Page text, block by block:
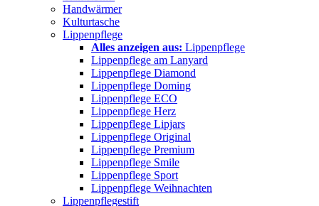
Handwärmer
Kulturtasche
Lippenpflege
Alles anzeigen aus: Lippenpflege
Lippenpflege am Lanyard
Lippenpflege Diamond
Lippenpflege Doming
Lippenpflege ECO
Lippenpflege Herz
Lippenpflege Lipjars
Lippenpflege Original
Lippenpflege Premium
Lippenpflege Smile
Lippenpflege Sport
Lippenpflege Weihnachten
Lippenpflegestift